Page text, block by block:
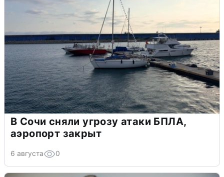
В Сочи сняли угрозу атаки БПЛА,
аэропорт закрыт
6 августа 0